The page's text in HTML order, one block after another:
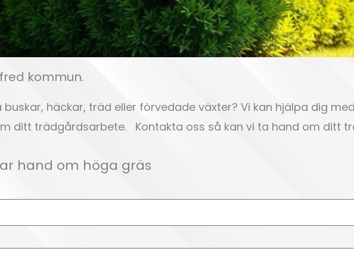
kommun.
häckar, träd eller förvedade växter? Vi kan hjälpa dig
ditt trädgårdsarbete. Kontakta oss så kan vi ta hand om ditt
hand om höga gräs